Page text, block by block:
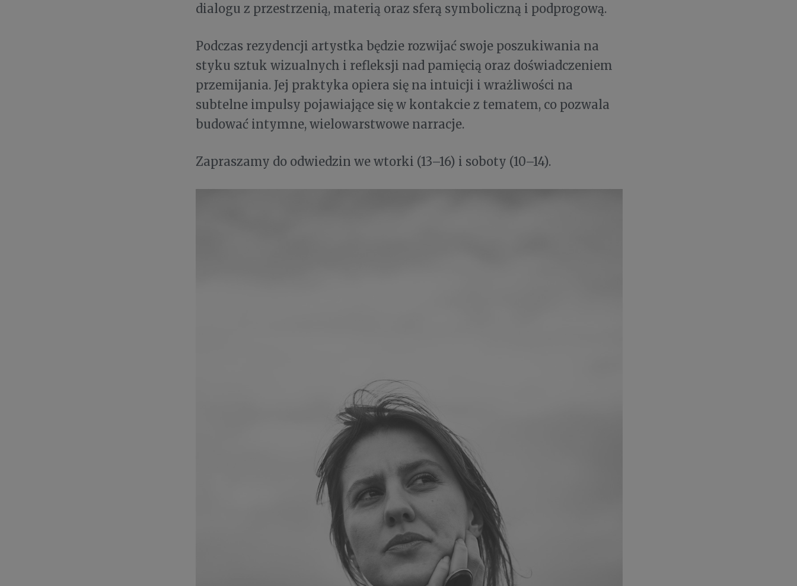
dialogu z przestrzenią, materią oraz sferą symboliczną i podprogową.
Podczas rezydencji artystka będzie rozwijać swoje poszukiwania na
styku sztuk wizualnych i refleksji nad pamięcią oraz doświadczeniem
przemijania. Jej praktyka opiera się na intuicji i wrażliwości na
subtelne impulsy pojawiające się w kontakcie z tematem, co pozwala
budować intymne, wielowarstwowe narracje.
Zapraszamy do odwiedzin we wtorki (13–16) i soboty (10–14).